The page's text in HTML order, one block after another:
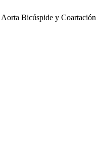
Bicúspide y Coartación